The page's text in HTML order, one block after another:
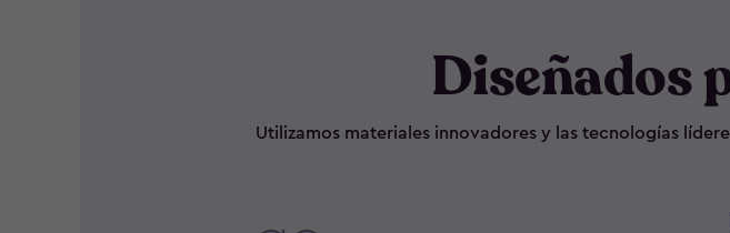
Diseñados
Utilizamos materiales innovadores y las tecnologías